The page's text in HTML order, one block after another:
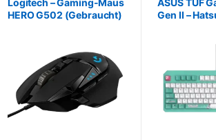
HERO G502 (Gebraucht)
Gen II –